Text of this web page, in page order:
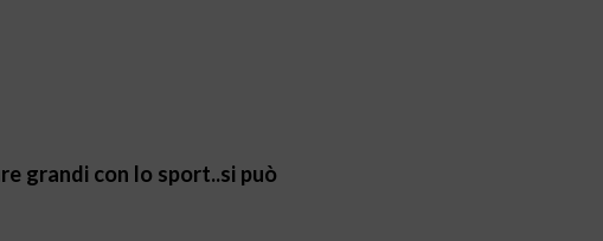
grandi con lo sport..si può